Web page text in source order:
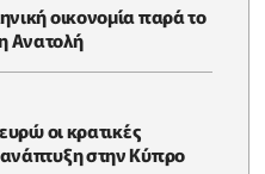
οικονομία παρά το
Ανατολή
οι κρατικές
στην Κύπρο